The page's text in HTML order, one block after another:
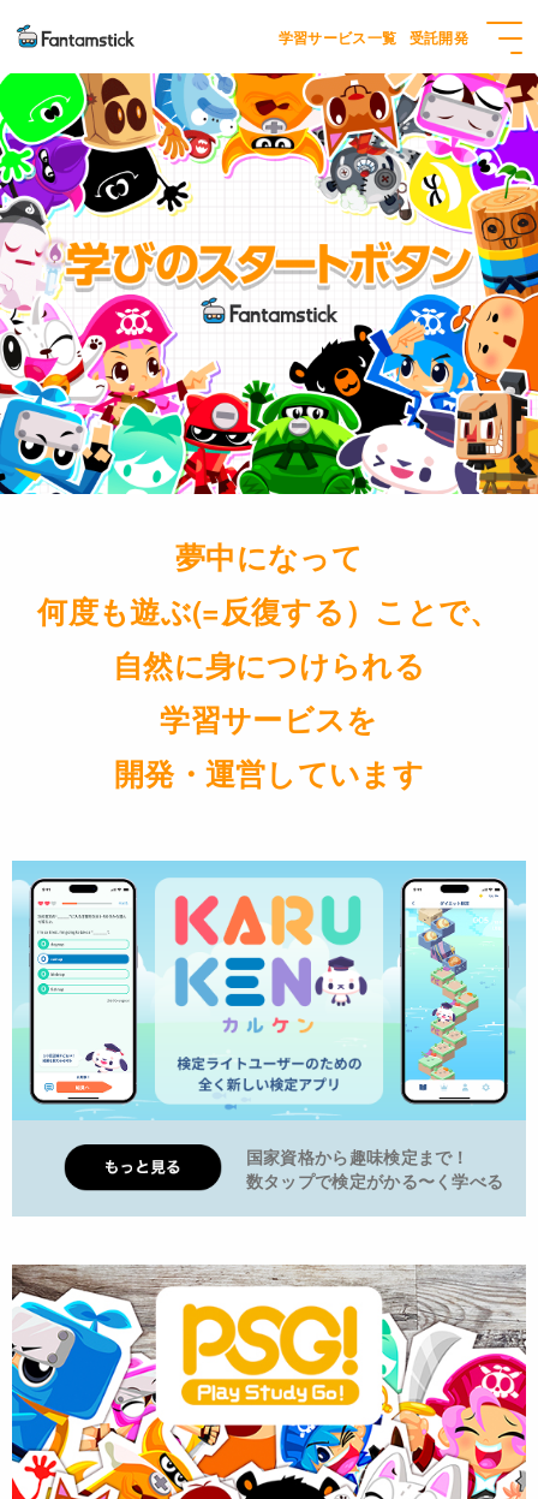
学習サービス一覧 受託開発
夢中になって
何度も遊ぶ(=反復する）ことで、
自然に身につけられる
学習サービスを
開発・運営しています
国家資格から趣味検定まで！
数タップで検定がかる〜く学べる